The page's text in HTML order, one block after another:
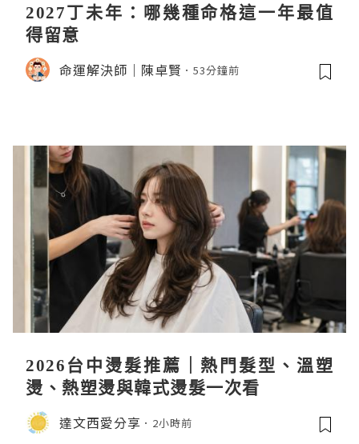
2027丁未年：哪幾種命格這一年最值
得留意
命運解決師｜陳卓賢 53分鐘前
2026台中燙髮推薦｜熱門髮型、溫塑
燙、熱塑燙與韓式燙髮一次看
達文西愛分享 2小時前